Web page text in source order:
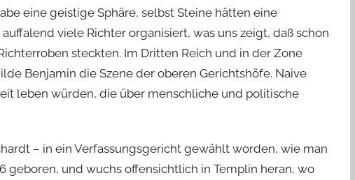
eine geistige Sphäre, selbst Steine hätten eine
viele Richter organisiert, was uns zeigt, daß schon
steckten. Im Dritten Reich und in der Zone
Benjamin die Szene der oberen Gerichtshöfe. Naive
leben würden, die über menschliche und politische
– in ein Verfassungsgericht gewählt worden, wie man
geboren, und wuchs offensichtlich in Templin heran, wo